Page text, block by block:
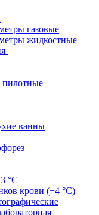
газовые
жидкостные
пилотные
ванны
°С
крови (+4 °С)